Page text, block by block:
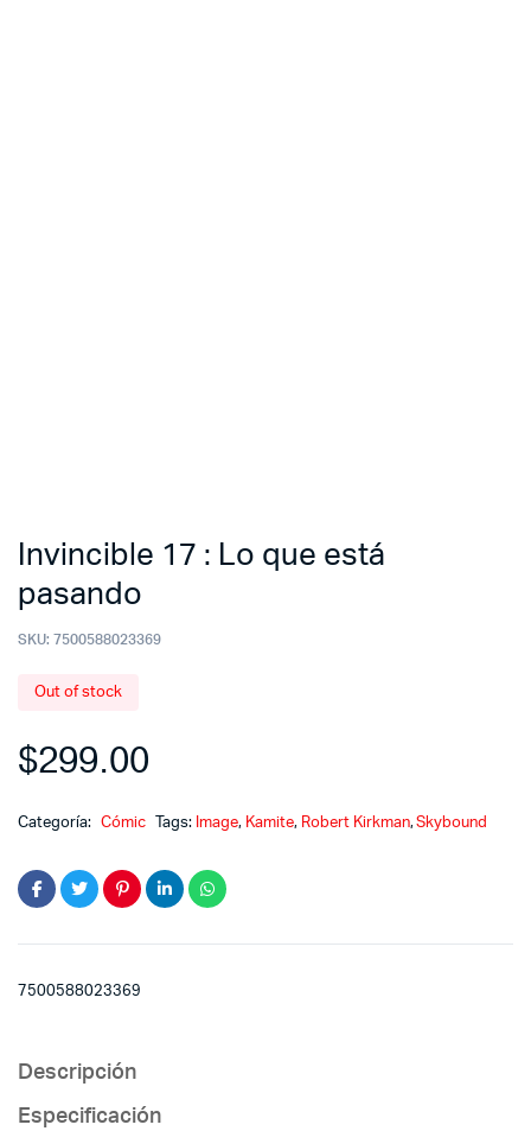
Invincible 17 : Lo que está
pasando
SKU: 7500588023369
Out of stock
$299.00
Categoría: Cómic Tags: Image, Kamite, Robert Kirkman,Skybound
7500588023369
Descripción
Especificación